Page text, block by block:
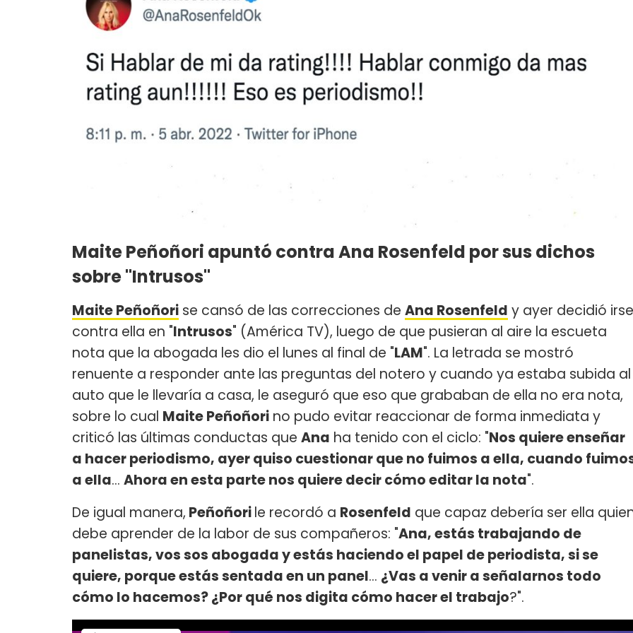
Maite Peñoñori apuntó contra Ana Rosenfeld por sus dichos
sobre "Intrusos"
Maite Peñoñori se cansó de las correcciones de Ana Rosenfeld y ayer decidió irse
contra ella en "Intrusos" (América TV), luego de que pusieran al aire la escueta
nota que la abogada les dio el lunes al final de "LAM". La letrada se mostró
renuente a responder ante las preguntas del notero y cuando ya estaba subida al
auto que le llevaría a casa, le aseguró que eso que grababan de ella no era nota,
sobre lo cual Maite Peñoñori no pudo evitar reaccionar de forma inmediata y
criticó las últimas conductas que Ana ha tenido con el ciclo: "Nos quiere enseñar
a hacer periodismo, ayer quiso cuestionar que no fuimos a ella, cuando
a ella... Ahora en esta parte nos quiere decir cómo editar la nota".
De igual manera, Peñoñorile recordó a Rosenfeld que capaz debería ser ella
debe aprender de la labor de sus compañeros: "Ana, estás trabajando de
panelistas, vos sos abogada y estás haciendo el papel de periodista, si se
quiere, porque estás sentada en un panel... ¿Vas a venir a señalarnos todo
cómo lo hacemos? ¿Por qué nos digita cómo hacer el trabajo?".